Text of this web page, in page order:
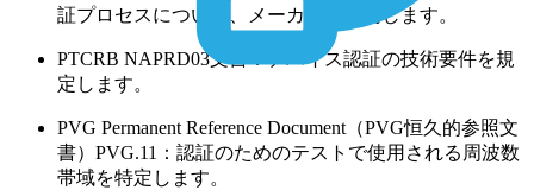
証プロセスについて、メーカーに説明します。
PTCRB NAPRD03文書：デバイス認証の技術要件を規
定します。
PVG Permanent Reference Document（PVG恒久的参照文
書）PVG.11：認証のためのテストで使用される周波数
帯域を特定します。